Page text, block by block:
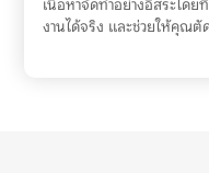
เนื้อหาจัดทำอย่างอิสระโดย
งานได้จริง และช่วยให้คุณตั